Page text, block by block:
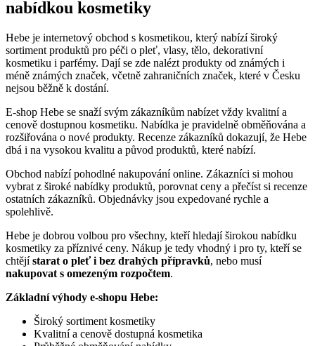
nabídkou kosmetiky
Hebe je internetový obchod s kosmetikou, který nabízí široký
sortiment produktů pro péči o pleť, vlasy, tělo, dekorativní
kosmetiku i parfémy. Dají se zde nalézt produkty od známých i
méně známých značek, včetně zahraničních značek, které v Česku
nejsou běžně k dostání.
E-shop Hebe se snaží svým zákazníkům nabízet vždy kvalitní a
cenově dostupnou kosmetiku. Nabídka je pravidelně obměňována a
rozšiřována o nové produkty. Recenze zákazníků dokazují, že Hebe
dbá i na vysokou kvalitu a původ produktů, které nabízí.
Obchod nabízí pohodlné nakupování online. Zákazníci si mohou
vybrat z široké nabídky produktů, porovnat ceny a přečíst si recenze
ostatních zákazníků. Objednávky jsou expedované rychle a
spolehlivě.
Hebe je dobrou volbou pro všechny, kteří hledají širokou nabídku
kosmetiky za příznivé ceny. Nákup je tedy vhodný i pro ty, kteří se
chtějístarat o pleť i bez drahých přípravků, nebo musí
nakupovat s omezeným rozpočtem.
Základní výhody e-shopu Hebe:
Široký sortiment kosmetiky
Kvalitní a cenově dostupná kosmetika